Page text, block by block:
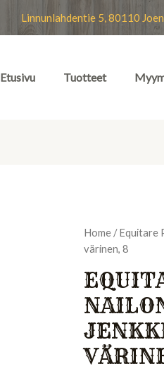
Linnunlahdentie 5, 80110
Etusivu Tuotteet
Home/ Equitare
värinen, 8